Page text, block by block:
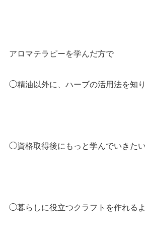
アロマテラピーを学んだ方で
◯精油以外に、ハーブの活用法を知
◯資格取得後にもっと学んでいきたい
◯暮らしに役立つクラフトを作れる